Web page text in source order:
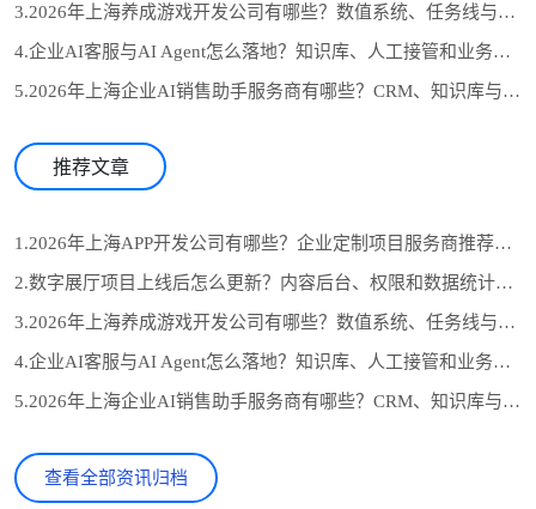
3.2026年上海养成游戏开发公司有哪些？数值系统、任务线与长期运营怎么选
4.企业AI客服与AI Agent怎么落地？知识库、人工接管和业务系统对接流程
5.2026年上海企业AI销售助手服务商有哪些？CRM、知识库与自动跟进怎么选
推荐文章
1.2026年上海APP开发公司有哪些？企业定制项目服务商推荐与选型参考
2.数字展厅项目上线后怎么更新？内容后台、权限和数据统计设计
3.2026年上海养成游戏开发公司有哪些？数值系统、任务线与长期运营怎么选
4.企业AI客服与AI Agent怎么落地？知识库、人工接管和业务系统对接流程
5.2026年上海企业AI销售助手服务商有哪些？CRM、知识库与自动跟进怎么选
查看全部资讯归档